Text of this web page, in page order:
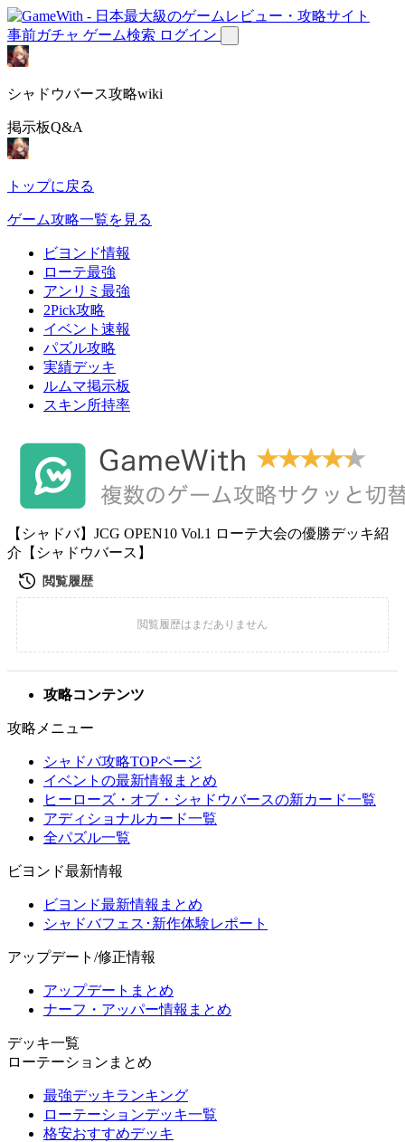
事前ガチャ ゲーム検索 ログイン
シャドウバース攻略wiki
掲示板Q&A
トップに戻る
ゲーム攻略一覧を見る
ビヨンド情報
ローテ最強
アンリミ最強
2Pick攻略
イベント速報
パズル攻略
実績デッキ
ルムマ掲示板
スキン所持率
【シャドバ】JCG OPEN10 Vol.1 ローテ大会の優勝デッキ紹
介【シャドウバース】
攻略コンテンツ
攻略メニュー
シャドバ攻略TOPページ
イベントの最新情報まとめ
ヒーローズ・オブ・シャドウバースの新カード一覧
アディショナルカード一覧
全パズル一覧
ビヨンド最新情報
ビヨンド最新情報まとめ
シャドバフェス･新作体験レポート
アップデート/修正情報
アップデートまとめ
ナーフ・アッパー情報まとめ
デッキ一覧
ローテーションまとめ
最強デッキランキング
ローテーションデッキ一覧
格安おすすめデッキ